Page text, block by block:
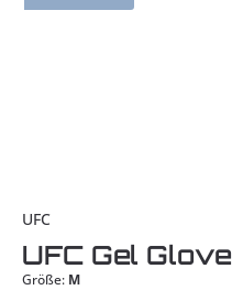
UFC
UFC Gel
Größe: M